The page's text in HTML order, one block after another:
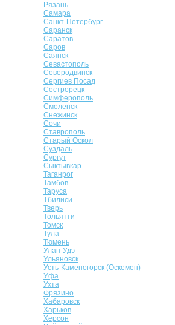
Рязань
Самара
Санкт-Петербург
Саранск
Саратов
Саров
Саянск
Севастополь
Северодвинск
Сергиев Посад
Сестрорецк
Симферополь
Смоленск
Снежинск
Сочи
Ставрополь
Старый Оскол
Суздаль
Сургут
Сыктывкар
Таганрог
Тамбов
Таруса
Тбилиси
Тверь
Тольятти
Томск
Тула
Тюмень
Улан-Удэ
Ульяновск
Усть-Каменогорск (Оскемен)
Уфа
Ухта
Фрязино
Хабаровск
Харьков
Херсон